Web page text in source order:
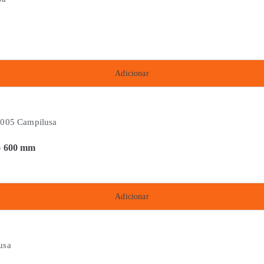
Adicionar
600 mm
Adicionar